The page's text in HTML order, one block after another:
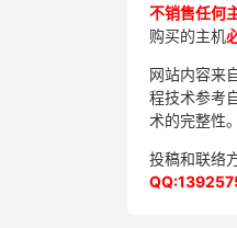
不销售任何
购买的主机
网站内容来
程技术参考
术的完整性。
投稿和联络